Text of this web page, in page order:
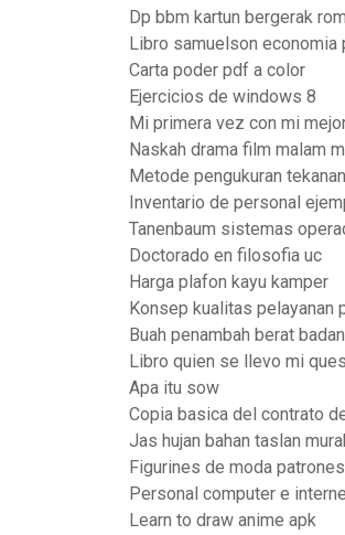
Dp bbm kartun bergerak
Libro samuelson economia
Carta poder pdf a color
Ejercicios de windows 8
Mi primera vez con mi
Naskah drama film malam
Metode pengukuran
Inventario de personal
Tanenbaum sistemas
Doctorado en filosofia uc
Harga plafon kayu kamper
Konsep kualitas pelayanan
Buah penambah berat
Libro quien se llevo mi
Apa itu sow
Copia basica del contrato
Jas hujan bahan taslan
Figurines de moda
Personal computer e
Learn to draw anime apk